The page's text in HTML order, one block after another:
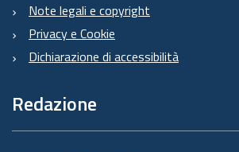
Note legali e copyright
Privacy e Cookie
Dichiarazione di accessibilità
Redazione